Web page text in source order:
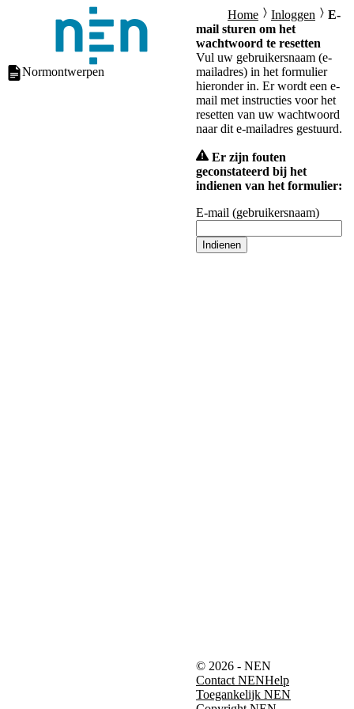
Normontwerpen
Home Inloggen
E-
mail sturen om het
wachtwoord te resetten
Vul uw gebruikersnaam (e-
mailadres) in het formulier
hieronder in. Er wordt een e-
mail met instructies voor het
resetten van uw wachtwoord
naar dit e-mailadres gestuurd.
Er zijn fouten
geconstateerd bij het
indienen van het formulier:
E-mail (gebruikersnaam)
Indienen
© 2026 - NEN
Contact NENHelp
Toegankelijk NEN